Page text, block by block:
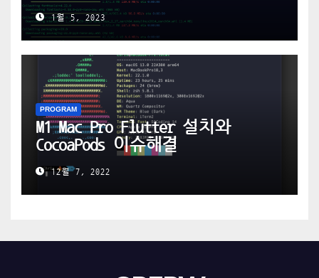
1월 5, 2023
PROGRAM
M1 Mac Pro Flutter 설치와
CocoaPods 이슈해결
12월 7, 2022